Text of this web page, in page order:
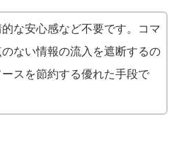
な安心感など不要です。コマ
のない情報の流入を遮断するの
スを節約する優れた手段で